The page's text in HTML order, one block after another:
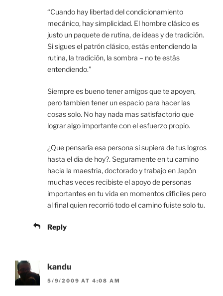
“Cuando hay libertad del condicionamiento
mecánico, hay simplicidad. El hombre clásico es
justo un paquete de rutina, de ideas y de tradición.
Si sigues el patrón clásico, estás entendiendo la
rutina, la tradición, la sombra – no te estás
entendiendo.”
Siempre es bueno tener amigos que te apoyen,
pero tambien tener un espacio para hacer las
cosas solo. No hay nada mas satisfactorio que
lograr algo importante con el esfuerzo propio.
¿Que pensaría esa persona si supiera de tus logros
hasta el dia de hoy?. Seguramente en tu camino
hacia la maestria, doctorado y trabajo en Japón
muchas veces recibiste el apoyo de personas
importantes en tu vida en momentos dificiles pero
al final quien recorrió todo el camino fuiste solo tu.
Reply
kandu
5/9/2009 AT 4:08 AM